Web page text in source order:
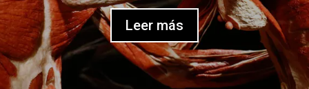
Leer más